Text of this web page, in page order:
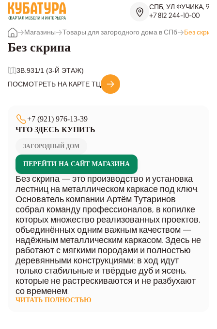
СПБ, УЛ.ФУЧИКА, 9
+7 812 244-10-00
Магазины
Товары для загородного дома в СПб Без
Без скрипа
3B.931/1 (3-Й ЭТАЖ)
ПОСМОТРЕТЬ НА КАРТЕ ТЦ
+7 (921) 976-13-39
ЧТО ЗДЕСЬ КУПИТЬ
ЗАГОРОДНЫЙ ДОМ
ПЕРЕЙТИ НА САЙТ МАГАЗИНА
Без скрипа — это производство и установка
лестниц на металлическом каркасе под ключ.
Основатель компании Артём Тутаринов
собрал команду профессионалов, в копилке
которых множество реализованных проектов,
объединённых одним важным качеством —
надёжным металлическим каркасом. Здесь не
работают с мягкими породами и полностью
деревянными конструкциями: в ход идут
только стабильные и твёрдые дуб и ясень,
которые не растрескиваются и не разбухают
со временем.